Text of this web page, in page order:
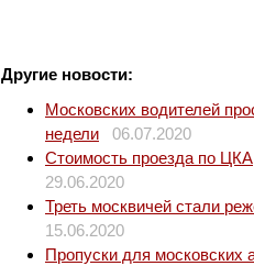
Другие новости:
Московских водителей
недели
06.07.2020
Стоимость проезда по
29.06.2020
Треть москвичей стали
15.06.2020
Пропуски для московских